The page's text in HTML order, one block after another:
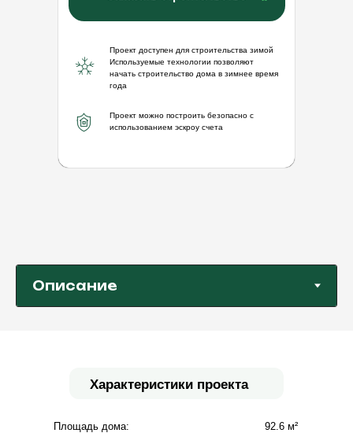
Проект доступен для строительства зимой
Используемые технологии позволяют
начать строительство дома в зимнее время
года
Проект можно построить безопасно с
использованием эскроу счета
Площадь дома:
92.6 м²
Характеристики проекта